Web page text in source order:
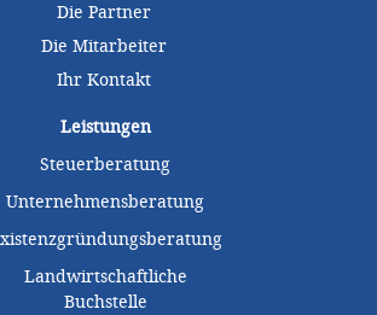
Die Partner
Die Mitarbeiter
Ihr Kontakt
Leistungen
Steuerberatung
Unternehmensberatung
Landwirtschaftliche
Buchstelle